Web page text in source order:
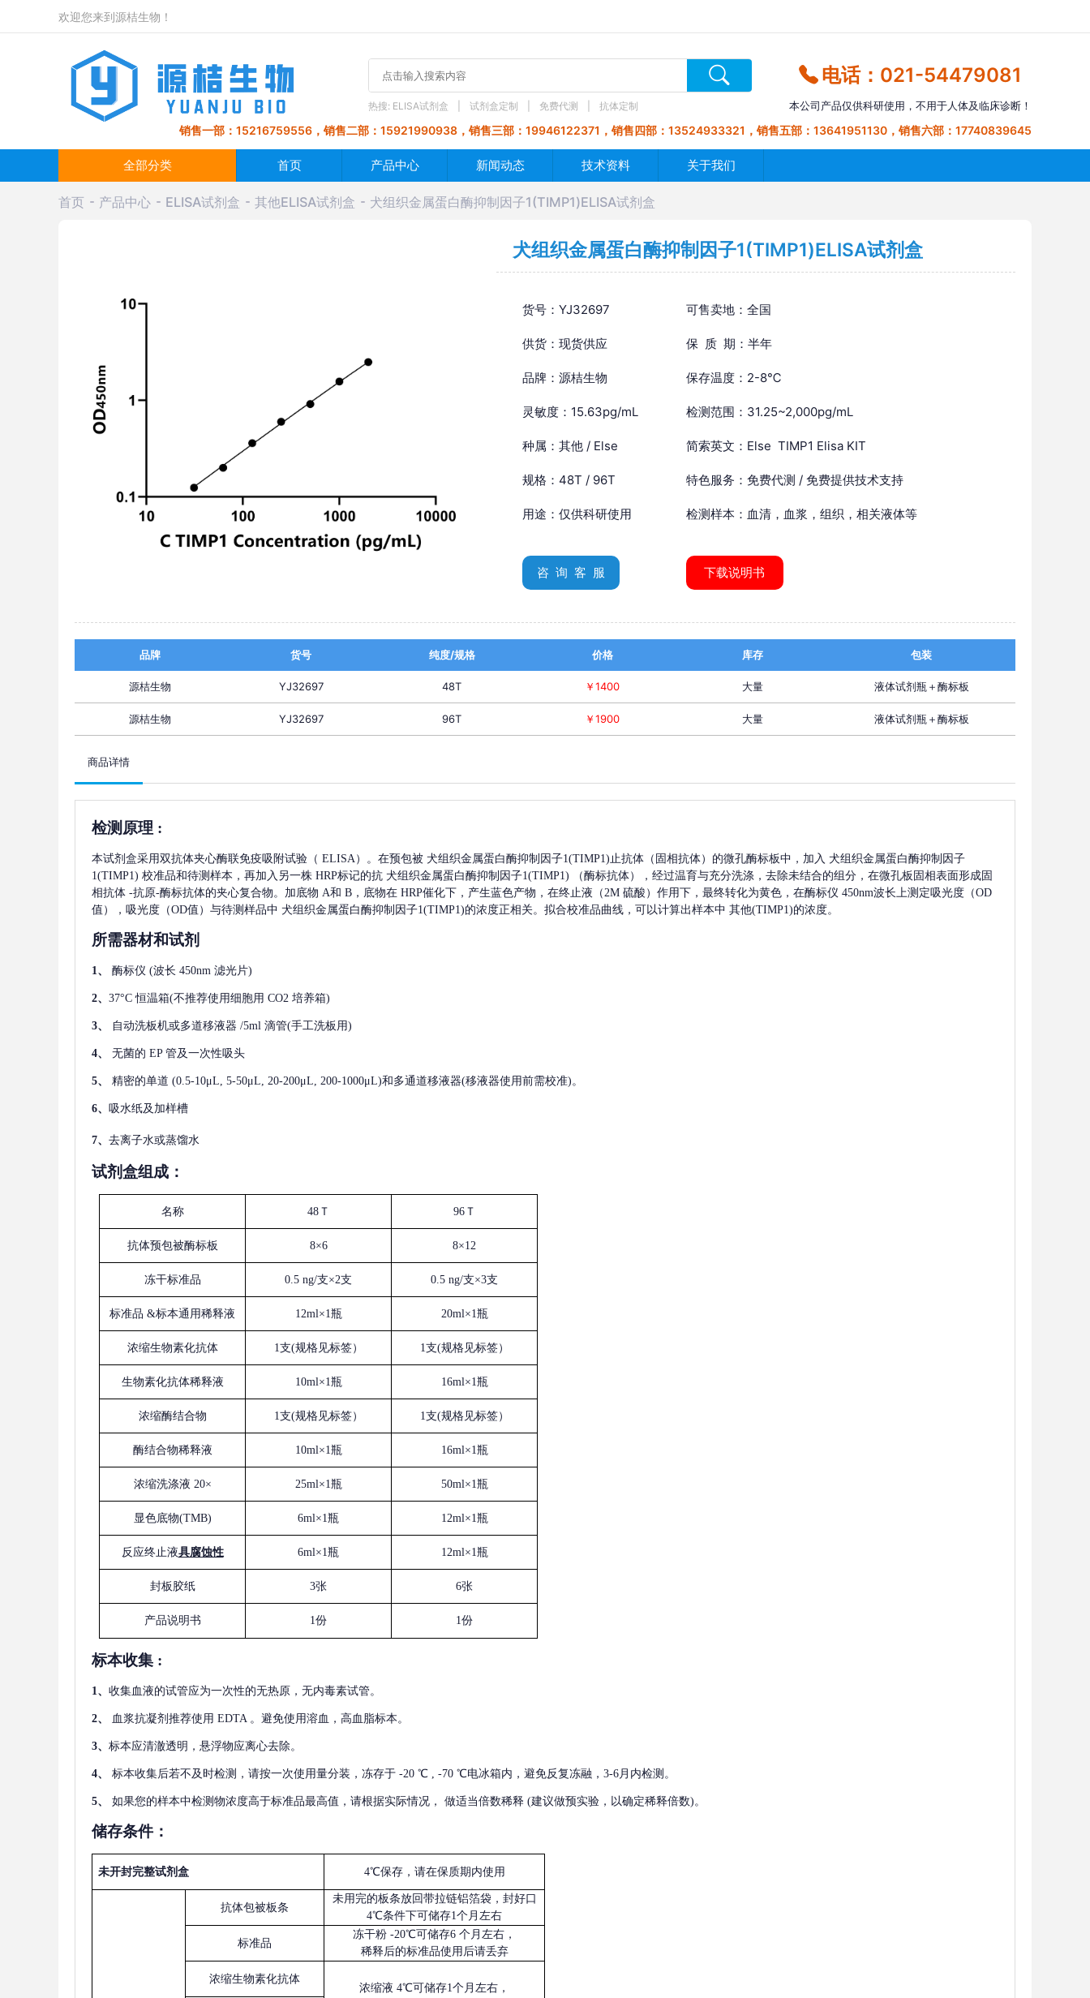
欢迎您来到源桔生物！
热搜: ELISA试剂盒 试剂盒定制 免费代测 抗体定制
电话：021-54479081
本公司产品仅供科研使用，不用于人体及临床诊断！
销售一部：15216759556，销售二部：15921990938，销售三部：19946122371，销售四部：13524933321，销售五部：13641951130，销售六部：17740839645
全部分类 首页 产品中心 新闻动态 技术资料 关于我们
首页 产品中心 ELISA试剂盒 其他ELISA试剂盒 犬组织金属蛋白酶抑制因子1(TIMP1)ELISA试剂盒
犬组织金属蛋白酶抑制因子1(TIMP1)ELISA试剂盒
货号：YJ32697 可售卖地：全国
供货：现货供应 保 质 期：半年
品牌：源桔生物 保存温度：2-8℃
灵敏度：15.63pg/mL 检测范围：31.25~2,000pg/mL
种属：其他 / Else 简索英文：Else TIMP1 Elisa KIT
规格：48T / 96T 特色服务：免费代测 / 免费提供技术支持
用途：仅供科研使用 检测样本：血清，血浆，组织，相关液体等
咨 询 客 服 下载说明书
品牌 货号 纯度/规格 价格 库存 包装
源桔生物 YJ32697 48T ￥1400 大量 液体试剂瓶＋酶标板
源桔生物 YJ32697 96T ￥1900 大量 液体试剂瓶＋酶标板
商品详情
检测原理 :
本试剂盒采用双抗体夹心酶联免疫吸附试验（ ELISA）。在预包被 犬组织金属蛋白酶抑制因子1(TIMP1)止抗体（固相抗体）的微孔酶标板中，加入 犬组织金属蛋白酶抑制因子
1(TIMP1) 校准品和待测样本，再加入另一株 HRP标记的抗 犬组织金属蛋白酶抑制因子1(TIMP1)
（酶标抗体），经过温育与充分洗涤，去除未结合的组分，在微孔板固相表面形成固
相抗体 -抗原-酶标抗体的夹心复合物。加底物 A和 B，底物在 HRP催化下，产生蓝色产物，在终止液（2M 硫酸）作用下，最终转化为黄色，在酶标仪 450nm波长上测定吸光度（OD
值），吸光度（OD值）与待测样品中 犬组织金属蛋白酶抑制因子1(TIMP1)的浓度正相关。拟合校准品曲线，可以计算出样本中 其他(TIMP1)的浓度。
所需器材和试剂
1、 酶标仪 (波长 450nm 滤光片)
2、 37°C 恒温箱(不推荐使用细胞用 CO2 培养箱)
3、 自动洗板机或多道移液器 /5ml 滴管(手工洗板用)
4、 无菌的 EP 管及一次性吸头
5、 精密的单道 (0.5-10μL, 5-50μL, 20-200μL, 200-1000μL)和多通道移液器(移液器使用前需校准)。
6、 吸水纸及加样槽
7、 去离子水或蒸馏水
试剂盒组成：
名称 48Ｔ 96Ｔ
抗体预包被酶标板 8×6 8×12
冻干标准品 0.5 ng/支×2支 0.5 ng/支×3支
标准品 &标本通用稀释液 12ml×1瓶 20ml×1瓶
浓缩生物素化抗体 1支(规格见标签） 1支(规格见标签）
生物素化抗体稀释液 10ml×1瓶 16ml×1瓶
浓缩酶结合物 1支(规格见标签） 1支(规格见标签）
酶结合物稀释液 10ml×1瓶 16ml×1瓶
浓缩洗涤液 20× 25ml×1瓶 50ml×1瓶
显色底物(TMB) 6ml×1瓶 12ml×1瓶
反应终止液具腐蚀性 6ml×1瓶 12ml×1瓶
封板胶纸 3张 6张
产品说明书 1份 1份
标本收集 :
1、 收集血液的试管应为一次性的无热原，无内毒素试管。
2、 血浆抗凝剂推荐使用 EDTA 。避免使用溶血，高血脂标本。
3、 标本应清澈透明，悬浮物应离心去除。
4、 标本收集后若不及时检测，请按一次使用量分装，冻存于 -20 ℃ , -70 ℃电冰箱内，避免反复冻融，3-6月内检测。
5、 如果您的样本中检测物浓度高于标准品最高值，请根据实际情况， 做适当倍数稀释 (建议做预实验，以确定稀释倍数)。
储存条件：
未开封完整试剂盒 4℃保存，请在保质期内使用
抗体包被板条
未用完的板条放回带拉链铝箔袋，封好口
4℃条件下可储存1个月左右
标准品
冻干粉 -20℃可储存6 个月左右，
稀释后的标准品使用后请丢弃
浓缩生物素化抗体
浓缩液 4℃可储存1个月左右，